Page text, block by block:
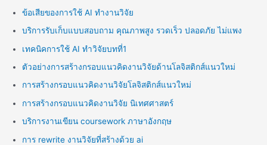
ข้อเสียของการใช้ AI ทำงานวิจัย
บริการรับเก็บแบบสอบถาม คุณภาพสูง รวดเร็ว ปลอดภัย ไม่แพง
เทคนิคการใช้ AI ทำวิจัยบทที่1
ตัวอย่างการสร้างกรอบแนวคิดงานวิจัยด้านโลจิสติกส์แนวใหม่
การสร้างกรอบแนวคิดงานวิจัยโลจิสติกส์แนวใหม่
การสร้างกรอบแนวคิดงานวิจัย นิเทศศาสตร์
บริการงานเขียน coursework ภาษาอังกฤษ
การ rewrite งานวิจัยที่สร้างด้วย ai